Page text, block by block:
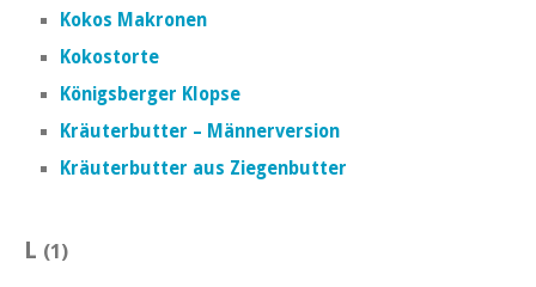
Kokos Makronen
Kokostorte
Königsberger Klopse
Kräuterbutter – Männerversion
Kräuterbutter aus Ziegenbutter
L (1)